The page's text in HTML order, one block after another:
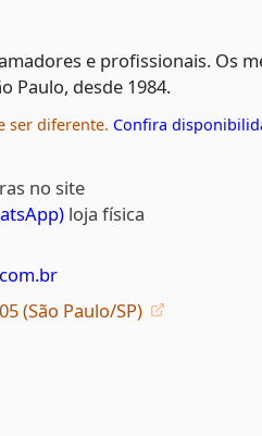
e profissionais. Os
Paulo, desde 1984.
ser diferente. Confira
no site
loja física
(São Paulo/SP)